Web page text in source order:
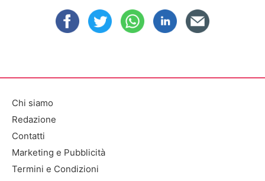
Chi siamo
Redazione
Contatti
Marketing e Pubblicità
Termini e Condizioni